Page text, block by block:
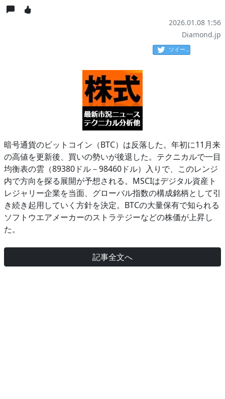
2026.01.08 1:56
Diamond.jp
ツイート
暗号通貨のビットコイン（BTC）は反落した。年初に11月来
の高値を更新後、買いの勢いが後退した。テクニカルで一目
均衡表の雲（89380ドル－98460ドル）入りで、このレンジ
内で方向を探る展開が予想される。MSCIはデジタル資産ト
レジャリー企業を当面、グローバル指数の構成銘柄として引
き続き起用していく方針を決定。BTCの大量保有で知られる
ソフトウエアメーカーのストラテジーなどの株価が上昇し
た。
記事全文へ